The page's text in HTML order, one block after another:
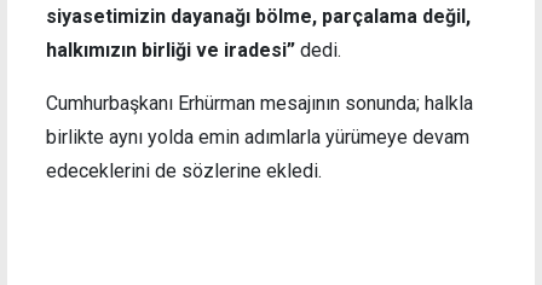
siyasetimizin dayanağı bölme, parçalama değil,
halkımızın birliği ve iradesi” dedi.
Cumhurbaşkanı Erhürman mesajının sonunda; halkla
birlikte aynı yolda emin adımlarla yürümeye devam
edeceklerini de sözlerine ekledi.